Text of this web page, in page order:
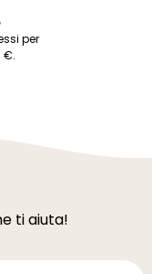
per
€.
ti aiuta!